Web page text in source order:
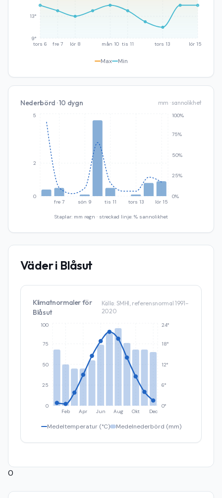
tors 6 fre 7 lör 8 mån 10 tis 11 tors 13 lör 15
9°
13°
Max Min
Nederbörd · 10 dygn mm · sannolikhet
fre 7 sön 9 tis 11 tors 13 lör 15
0
2
5
0%
25%
50%
75%
100%
Staplar: mm regn · streckad linje: % sannolikhet
Väder i Blåsut
Klimatnormaler för
Blåsut
Källa: SMHI, referensnormal 1991–
2020
Feb Apr Jun Aug Okt Dec
0
25
50
75
100
0°
6°
12°
18°
24°
Medeltemperatur (°C) Medelnederbörd (mm)
0